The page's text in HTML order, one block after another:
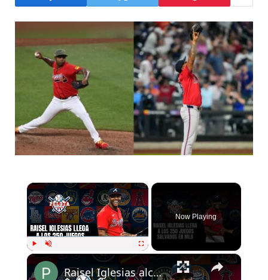
×
Play
Now Playing
×
Raisel Iglesias alcanza los 250 salvamentos